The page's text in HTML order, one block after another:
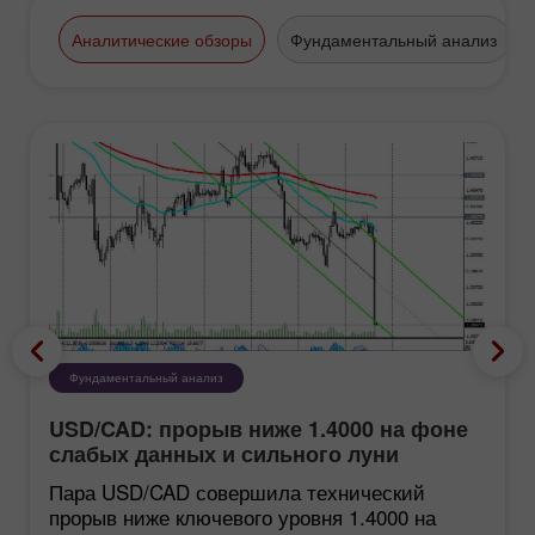
украшения не облагаются налогом, и
покупка золота – это очень выгодное
насчитывает целые века, - это
финансовый центр мирового
значения и место встреч
бизнесменов на самом высоком
уровне.
Аналитические обзоры Фундаментальный анализ
Фундаментальный анализ
USD/CAD: прорыв ниже 1.4000 на фоне
слабых данных и сильного луни
Пара USD/CAD совершила технический
прорыв ниже ключевого уровня 1.4000 на